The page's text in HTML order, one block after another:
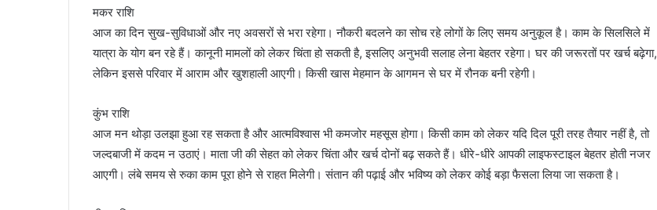
मकर राशि
आज का दिन सुख-सुविधाओं और नए अवसरों से भरा रहेगा। नौकरी बदलने का सोच रहे लोगों के लिए समय अनुकूल है। काम के सिलसिले में
यात्रा के योग बन रहे हैं। कानूनी मामलों को लेकर चिंता हो सकती है, इसलिए अनुभवी सलाह लेना बेहतर रहेगा। घर की जरूरतों पर खर्च बढ़ेगा,
लेकिन इससे परिवार में आराम और खुशहाली आएगी। किसी खास मेहमान के आगमन से घर में रौनक बनी रहेगी।
कुंभ राशि
आज मन थोड़ा उलझा हुआ रह सकता है और आत्मविश्वास भी कमजोर महसूस होगा। किसी काम को लेकर यदि दिल पूरी तरह तैयार नहीं है, तो
जल्दबाजी में कदम न उठाएं। माता जी की सेहत को लेकर चिंता और खर्च दोनों बढ़ सकते हैं। धीरे-धीरे आपकी लाइफस्टाइल बेहतर होती नजर
आएगी। लंबे समय से रुका काम पूरा होने से राहत मिलेगी। संतान की पढ़ाई और भविष्य को लेकर कोई बड़ा फैसला लिया जा सकता है।